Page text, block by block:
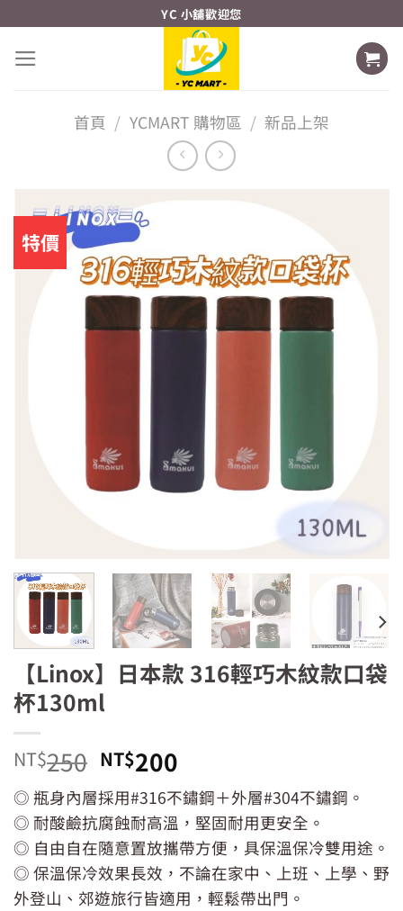
content
YC 小舖歡迎您
首頁 / YCMART 購物區 / 新品上架
特價
【Linox】日本款 316輕巧木紋款口袋
杯130ml
NT$250 原
始
價
格：
NT$250。
NT$200目
前
價
格：
NT$200。
◎ 瓶身內層採用#316不鏽鋼＋外層#304不鏽鋼。
◎ 耐酸鹼抗腐蝕耐高溫，堅固耐用更安全。
◎ 自由自在隨意置放攜帶方便，具保溫保冷雙用途。
◎ 保溫保冷效果長效，不論在家中、上班、上學、野
外登山、郊遊旅行皆適用，輕鬆帶出門。